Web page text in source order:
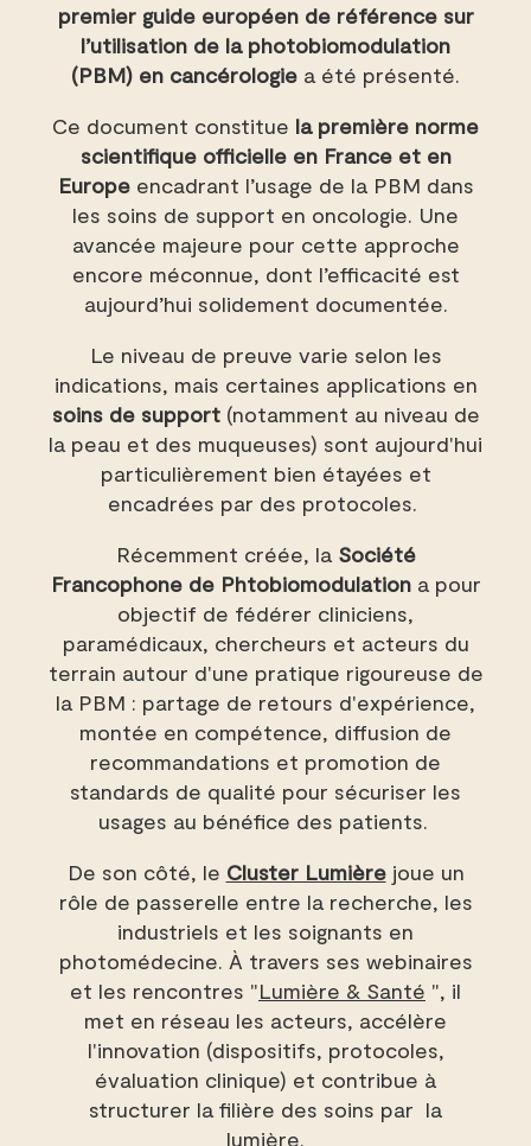
premier guide européen de référence sur
l’utilisation de la photobiomodulation
(PBM) en cancérologie a été présenté.
Ce document constitue la première norme
scientifique officielle en France et en
Europeencadrant l’usage de la PBM dans
les soins de support en oncologie. Une
avancée majeure pour cette approche
encore méconnue, dont l’efficacité est
aujourd’hui solidement documentée.
Le niveau de preuve varie selon les
indications, mais certaines applications en
soins de support(notamment au niveau de
la peau et des muqueuses) sont aujourd'hui
particulièrement bien étayées et
encadrées par des protocoles.
Récemment créée, la Société
Francophone de Phtobiomodulation a pour
objectif de fédérer cliniciens,
paramédicaux, chercheurs et acteurs du
terrain autour d'une pratique rigoureuse de
la PBM : partage de retours d'expérience,
montée en compétence, diffusion de
recommandations et promotion de
standards de qualité pour sécuriser les
usages au bénéfice des patients.
De son côté, le Cluster Lumièrejoue un
rôle de passerelle entre la recherche, les
industriels et les soignants en
photomédecine. À travers ses webinaires
et les rencontres "Lumière & Santé ", il
met en réseau les acteurs, accélère
l'innovation (dispositifs, protocoles,
évaluation clinique) et contribue à
structurer la filière des soins par la
lumière.